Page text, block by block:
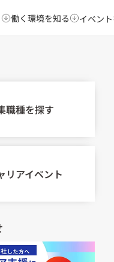
働く環境を知る イベン
職種を探す
リアイベント